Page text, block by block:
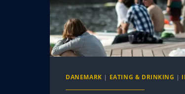
DANEMARK | EATING & DRINKING |